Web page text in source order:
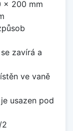
x 200 mm
zavírá a
ve vaně
usazen pod
2